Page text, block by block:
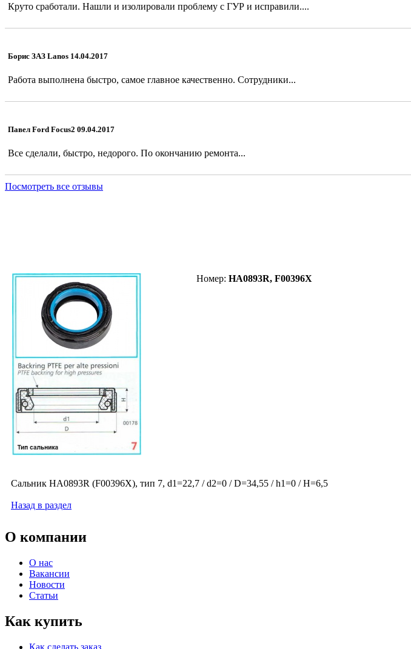
Круто сработали. Нашли и изолировали проблему с ГУР и исправили....
Борис ЗАЗ Lanos 14.04.2017
Работа выполнена быстро, самое главное качественно. Сотрудники...
Павел Ford Focus2 09.04.2017
Все сделали, быстро, недорого. По окончанию ремонта...
Посмотреть все отзывы
Номер: HA0893R, F00396X
Сальник HA0893R (F00396X), тип 7, d1=22,7 / d2=0 / D=34,55 / h1=0 / H=6,5
Назад в раздел
О компании
О нас
Вакансии
Новости
Статьи
Как купить
Как сделать заказ